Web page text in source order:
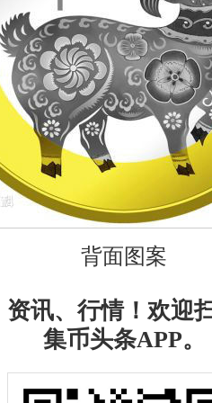
背面图案
讯、行情！欢迎
集币头条APP。